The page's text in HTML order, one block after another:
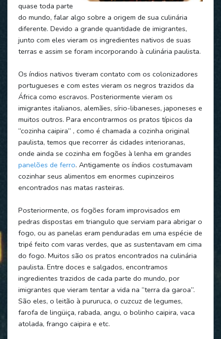
quase toda parte
do mundo, falar algo sobre a origem de sua culinária
diferente. Devido a grande quantidade de imigrantes,
junto com eles vieram os ingredientes nativos de suas
terras e assim se foram incorporando à culinária paulista.
Os índios nativos tiveram contato com os colonizadores
portugueses e com estes vieram os negros trazidos da
África como escravos. Posteriormente vieram os
imigrantes italianos, alemães, sírio-libaneses, japoneses e
muitos outros. Para encontrarmos os pratos típicos da
“cozinha caipira” , como é chamada a cozinha original
paulista, temos que recorrer ás cidades interioranas,
onde ainda se cozinha em fogões à lenha em grandes
panelões de ferro. Antigamente os índios costumavam
cozinhar seus alimentos em enormes cupinzeiros
encontrados nas matas rasteiras.
Posteriormente, os fogões foram improvisados em
pedras dispostas em triangulo que serviam para abrigar o
fogo, ou as panelas eram penduradas em uma espécie de
tripé feito com varas verdes, que as sustentavam em cima
do fogo. Muitos são os pratos encontrados na culinária
paulista. Entre doces e salgados, encontramos
ingredientes trazidos de cada parte do mundo, por
imigrantes que vieram tentar a vida na “terra da garoa”.
São eles, o leitão à pururuca, o cuzcuz de legumes,
farofa de lingüiça, rabada, angu, o bolinho caipira, vaca
atolada, frango caipira e etc.